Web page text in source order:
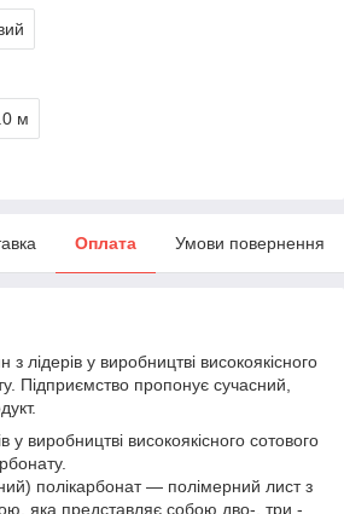
м
Оплата Умови повернення
лідерів у виробництві високоякісного
Підприємство пропонує сучасний,
у виробництві високоякісного сотового
полікарбонат — полімерний лист з
яка представляє собою дво-, три -